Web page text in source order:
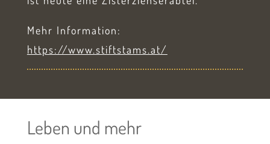
Mehr Information:
https://www.stiftstams.at/
Leben und mehr